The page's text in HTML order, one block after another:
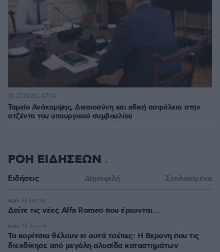
Ταμείο Ανάκαμψης, Δικαιοσύνη και οδική ασφάλεια στην
ατζέντα του υπουργικού συμβουλίου
31.07.2020, 07:14
ΡΟΗ ΕΙΔΗΣΕΩΝ
Ειδήσεις Δημοφιλή Σχολιασμένα
Δείτε τις νέες Alfa Romeo που έρχονται...
πριν 11 λεπτά
Τα κορίτσια θέλουν κι αυτά τσέπες: Η 8χρονη που τις
διεκδίκησε από μεγάλη αλυσίδα καταστημάτων
πριν 12 λεπτά